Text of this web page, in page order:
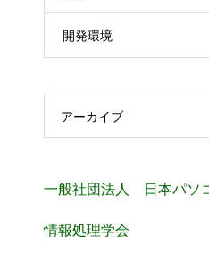
開発環境
アーカイブ
一般社団法人 日本パソ
情報処理学会